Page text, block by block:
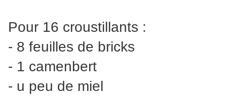
Pour 16 croustillants :
- 8 feuilles de bricks
- 1 camenbert
- u peu de miel